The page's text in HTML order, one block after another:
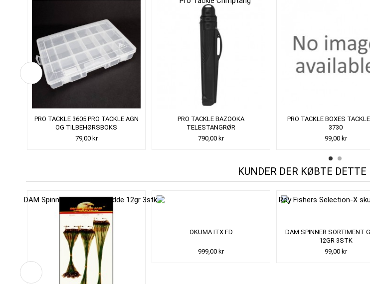
PRO TACKLE 3605 PRO TACKLE AGN
OG TILBEHØRSBOKS
79,00 kr
PRO TACKLE BAZOOKA
TELESTANGRØR
790,00 kr
PRO TACKLE BOXES
3730
99,00 kr
KUNDER DER KØBTE DETTE
OKUMA ITX FD
999,00 kr
DAM SPINNER SORTIMENT
12GR 3STK
99,00 kr